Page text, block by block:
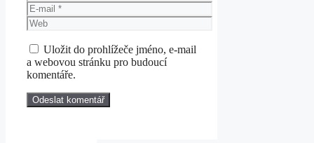
E-
mail
Web
Uložit do prohlížeče jméno, e-mail
a webovou stránku pro budoucí
komentáře.